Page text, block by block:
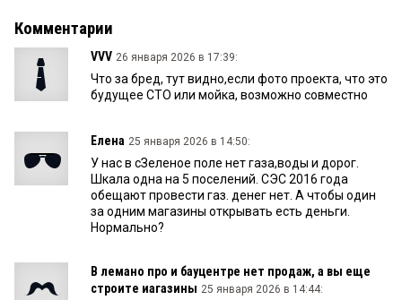
Комментарии
VVV 26 января 2026 в 17:39:
Что за бред, тут видно,если фото проекта, что это
будущее СТО или мойка, возможно совместно
Елена 25 января 2026 в 14:50:
У нас в сЗеленое поле нет газа,воды и дорог.
Шкала одна на 5 поселений. СЭС 2016 года
обещают провести газ. денег нет. А чтобы один
за одним магазины открывать есть деньги.
Нормально?
В лемано про и бауцентре нет продаж, а вы еще
строите иагазины 25 января 2026 в 14:44: